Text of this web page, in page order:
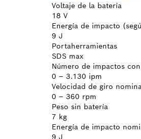
Voltaje de la batería
18 V
Energía de impacto
9 J
Portaherramientas
SDS max
Número de impactos
0 – 3.130 ipm
Velocidad de giro
0 – 360 rpm
Peso sin batería
7 kg
Energía de impacto
9 J